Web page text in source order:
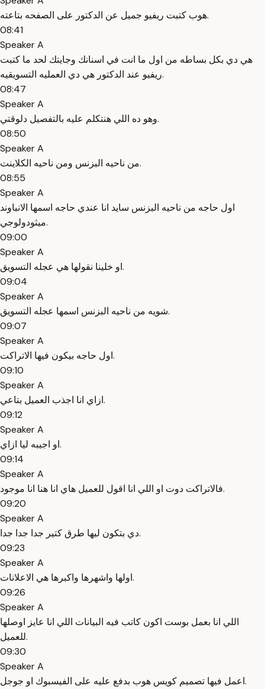
هوب كتبت ريفيو جميل عن الدكتور على الصفحه بتاعته.
08:41
Speaker A
هي دي بكل بساطه من اول ما انت في اسنانك وجايتك لحد ما كتبت
ريفيو عند الدكتور هي دي العمليه التسويقيه.
08:47
Speaker A
وهو ده اللي هنتكلم عليه بالتفصيل دلوقتي.
08:50
Speaker A
من ناحيه البزنس ومن ناحيه الكلاينت.
08:55
Speaker A
اول حاجه من ناحيه البزنس سايد انا عندي حاجه اسمها الانباوند
ميثودولوجي.
09:00
Speaker A
او خلينا نقولها هي عجله التسويق.
09:04
Speaker A
شويه من ناحيه البزنس اسمها عجله التسويق.
09:07
Speaker A
اول حاجه بيكون فيها الاتراكت.
09:10
Speaker A
ازاي انا اجذب العميل بتاعي.
09:12
Speaker A
او اجيبه ليا ازاي.
09:14
Speaker A
فالاتراكت دوت او اللي انا اقول للعميل هاي انا هنا انا موجود.
09:20
Speaker A
دي بتكون ليها طرق كتير جدا جدا جدا.
09:23
Speaker A
اولها واشهرها واكبرها هي الاعلانات.
09:26
Speaker A
اللي انا بعمل بوست اكون كاتب فيه البيانات اللي انا عايز اوصلها
للعميل.
09:30
Speaker A
اعمل فيها تصميم كويس هوب بدفع عليه على الفيسبوك او جوجل.